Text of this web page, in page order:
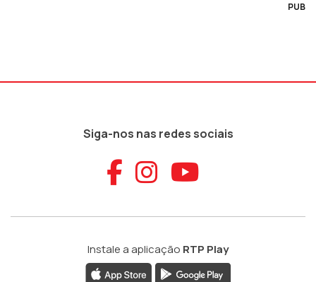
PUB
Siga-nos nas redes sociais
Aceder ao
Aceder ao
Aceder
Instale a aplicação RTP Play